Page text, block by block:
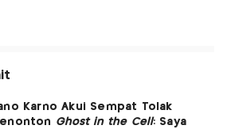
Karno Akui Sempat Tolak
Ghost in the Cell: Saya